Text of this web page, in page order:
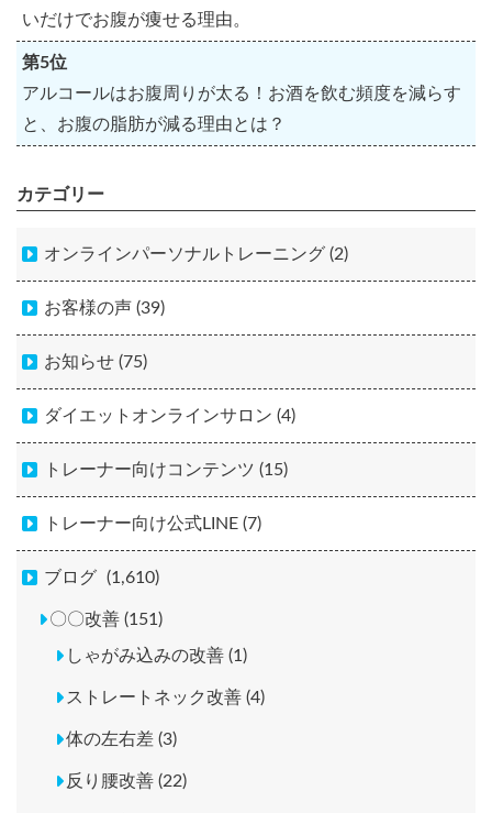
いだけでお腹が痩せる理由。
第5位
アルコールはお腹周りが太る！お酒を飲む頻度を減らす
と、お腹の脂肪が減る理由とは？
カテゴリー
オンラインパーソナルトレーニング (2)
お客様の声 (39)
お知らせ (75)
ダイエットオンラインサロン (4)
トレーナー向けコンテンツ (15)
トレーナー向け公式LINE (7)
ブログ (1,610)
〇〇改善 (151)
しゃがみ込みの改善 (1)
ストレートネック改善 (4)
体の左右差 (3)
反り腰改善 (22)